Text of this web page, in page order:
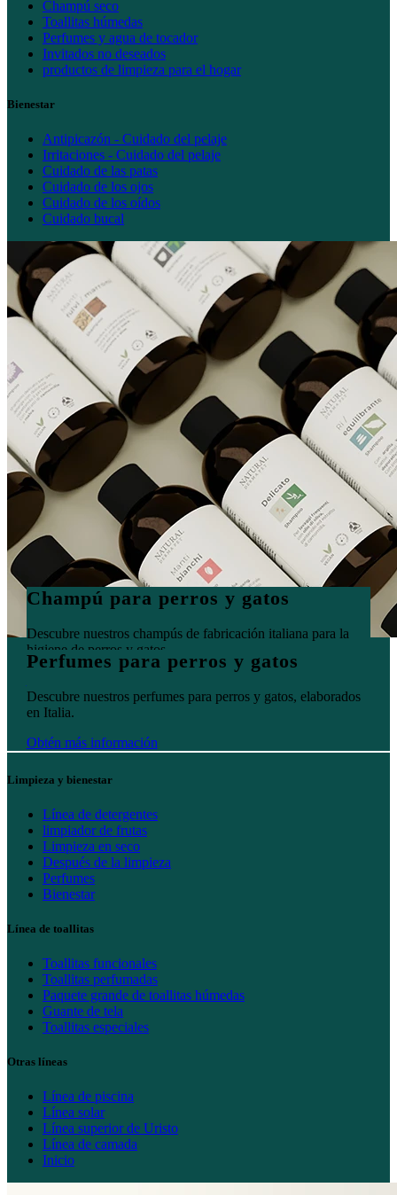
Champú seco
Toallitas húmedas
Perfumes y agua de tocador
Invitados no deseados
productos de limpieza para el hogar
Bienestar
Antipicazón - Cuidado del pelaje
Irritaciones - Cuidado del pelaje
Cuidado de las patas
Cuidado de los ojos
Cuidado de los oídos
Cuidado bucal
Champú para perros y gatos
Descubre nuestros champús de fabricación italiana para la
higiene de perros y gatos.
Perfumes para perros y gatos
Descubre nuestros perfumes para perros y gatos, elaborados
en Italia.
Obtén más información
Limpieza y bienestar
Línea de detergentes
limpiador de frutas
Limpieza en seco
Después de la limpieza
Perfumes
Bienestar
Línea de toallitas
Toallitas funcionales
Toallitas perfumadas
Paquete grande de toallitas húmedas
Guante de tela
Toallitas especiales
Otras líneas
Línea de piscina
Línea solar
Línea superior de Uristo
Línea de camada
Inicio